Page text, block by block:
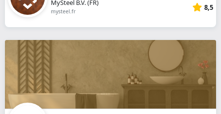
MySteel B.V. (FR)
mysteel.fr 8,5